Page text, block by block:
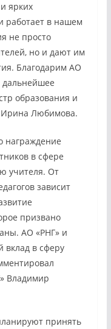
ярких
работает в нашем
не просто
но и дают им
Благодарим АО
дальнейшее
образования и
Ирина Любимова.
награждение
в сфере
учителя. От
зависит
призвано
АО «РНГ» и
вклад в сферу
Владимир
принять